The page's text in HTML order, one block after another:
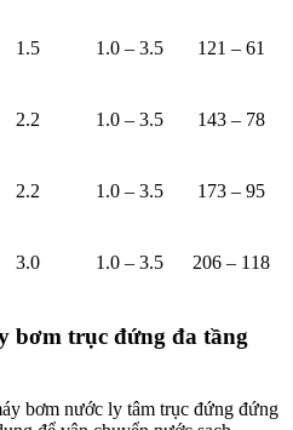
1.5 1.0 – 3.5 121 – 61
2.2 1.0 – 3.5 143 – 78
2.2 1.0 – 3.5 173 – 95
3.0 1.0 – 3.5 206 – 118
bơm trục đứng đa tầng
bơm nước ly tâm trục đứng đứng